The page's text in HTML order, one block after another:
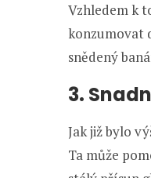
Vzhledem k
konzumovat
snědený
3.
Jak již bylo
Ta může